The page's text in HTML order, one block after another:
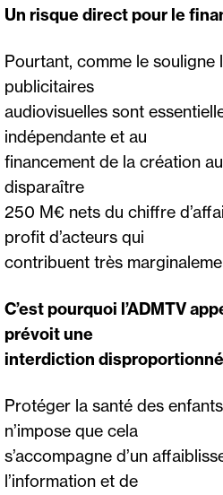
Un risque direct pour le
Pourtant, comme le souligne
publicitaires
audiovisuelles sont
indépendante et au
financement de la création
disparaître
250 M€ nets du chiffre
profit d’acteurs qui
contribuent très
C’est pourquoi l’ADMTV
prévoit une
interdiction
Protéger la santé des
n’impose que cela
s’accompagne d’un
l’information et de